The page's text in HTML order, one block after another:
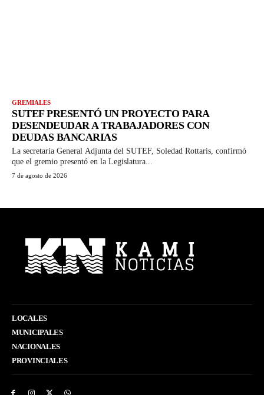
GREMIALES
SUTEF PRESENTÓ UN PROYECTO PARA
DESENDEUDAR A TRABAJADORES CON
DEUDAS BANCARIAS
La secretaria General Adjunta del SUTEF, Soledad Rottaris, confirmó
que el gremio presentó en la Legislatura...
7 de agosto de 2026
LOCALES
MUNICIPALES
NACIONALES
PROVINCIALES